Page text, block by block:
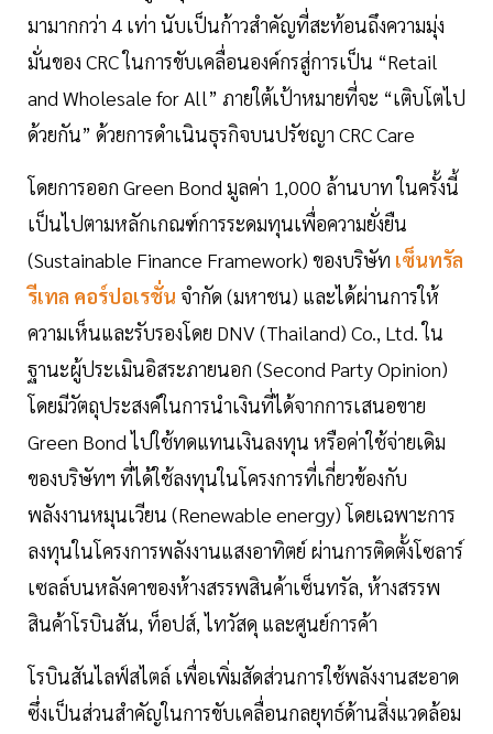
มามากกว่า 4 เท่า นับเป็นก้าวสำคัญที่สะท้อนถึงความมุ่ง
มั่นของ CRC ในการขับเคลื่อนองค์กรสู่การเป็น “Retail
and Wholesale for All” ภายใต้เป้าหมายที่จะ “เติบโตไป
ด้วยกัน” ด้วยการดำเนินธุรกิจบนปรัชญา CRC Care
โดยการออก Green Bond มูลค่า 1,000 ล้านบาท ในครั้งนี้
เป็นไปตามหลักเกณฑ์การระดมทุนเพื่อความยั่งยืน
(Sustainable Finance Framework) ของบริษัท เซ็นทรัล
รีเทล คอร์ปอเรชั่น จำกัด (มหาชน) และได้ผ่านการให้
ความเห็นและรับรองโดย DNV (Thailand) Co., Ltd. ใน
ฐานะผู้ประเมินอิสระภายนอก (Second Party Opinion)
โดยมีวัตถุประสงค์ในการนำเงินที่ได้จากการเสนอขาย
Green Bond ไปใช้ทดแทนเงินลงทุน หรือค่าใช้จ่ายเดิม
ของบริษัทฯ ที่ได้ใช้ลงทุนในโครงการที่เกี่ยวข้องกับ
พลังงานหมุนเวียน (Renewable energy) โดยเฉพาะการ
ลงทุนในโครงการพลังงานแสงอาทิตย์ ผ่านการติดตั้งโซลาร์
เซลล์บนหลังคาของห้างสรรพสินค้าเซ็นทรัล, ห้างสรรพ
สินค้าโรบินสัน, ท็อปส์, ไทวัสดุ และศูนย์การค้า
โรบินสันไลฟ์สไตล์ เพื่อเพิ่มสัดส่วนการใช้พลังงานสะอาด
ซึ่งเป็นส่วนสำคัญในการขับเคลื่อนกลยุทธ์ด้านสิ่งแวดล้อม